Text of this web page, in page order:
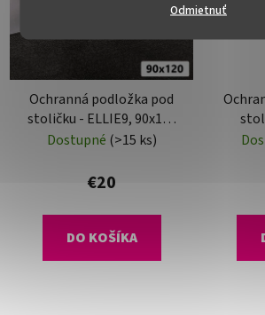
Odmietnuť
Ochranná podložka pod
stoličku - ELLIE9, 90x120
cm, 1,8 mm
Dostupné (>15 ks)
€20
DO KOŠÍKA